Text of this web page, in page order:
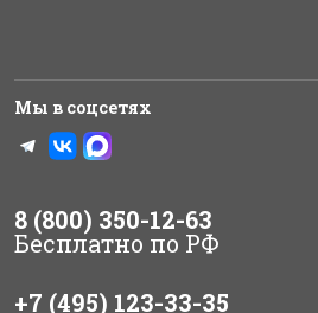
Мы в соцсетях
8 (800) 350-12-63
Бесплатно по РФ
+7 (495) 123-33-35